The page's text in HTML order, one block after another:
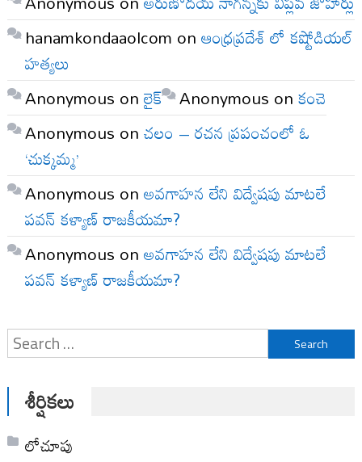
hanamkondaaolcom onఆంధ్రప్రదేశ్ లో కష్టోడియల్
హత్యలు
Anonymous onలైక్ Anonymous onకంచె
Anonymous onచలం – రచన ప్రపంచంలో ఓ
‘చుక్కమ్మ’
Anonymous onఅవగాహన లేని విద్వేషపు మాటలే
పవన్ కళ్యాణ్ రాజకీయమా?
Anonymous onఅవగాహన లేని విద్వేషపు మాటలే
పవన్ కళ్యాణ్ రాజకీయమా?
Search
for:
శీర్షికలు
లోచూపు